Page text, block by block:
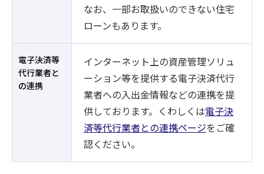
なお、一部お取扱いのできない住宅
ローンもあります。
電子決済等
代行業者と
の連携
インターネット上の資産管理ソリュ
ーション等を提供する電子決済代行
業者への入出金情報などの連携を提
供しております。くわしくは電子決
済等代行業者との連携ページをご確
認ください。